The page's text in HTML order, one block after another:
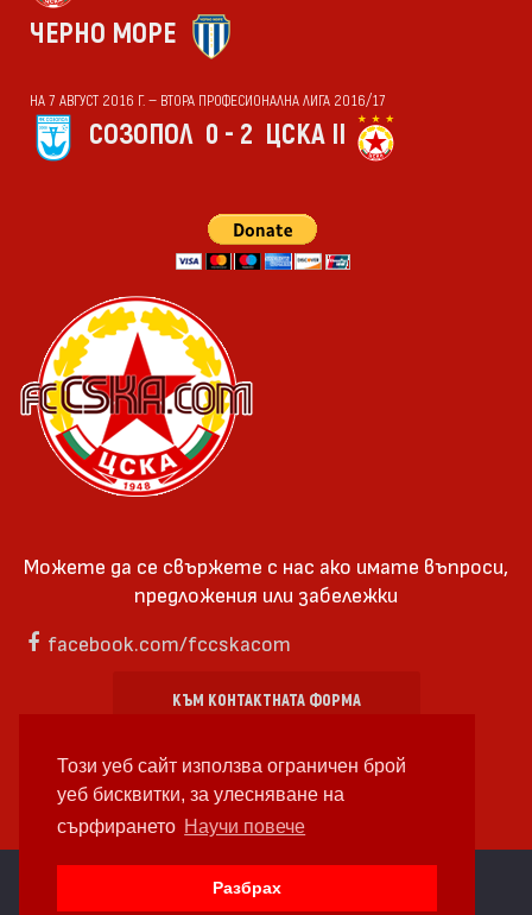
Този уеб сайт използва ограничен брой
уеб бисквитки, за улесняване на
сърфирането Научи повече
Разбрах
ЧЕРНО МОРЕ
НА 7 АВГУСТ 2016 Г. — ВТОРА ПРОФЕСИОНАЛНА ЛИГА 2016/17
СОЗОПОЛ 0 - 2 ЦСКА II
Можете да се свържете с нас ако имате въпроси,
предложения или забележки
facebook.com/fccskacom
КЪМ КОНТАКТНАТА ФОРМА
cc by-sa 4.0 2018—2026 | Някои Права Запазени